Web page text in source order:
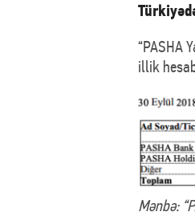
“PASHA
illik
Mənbə: